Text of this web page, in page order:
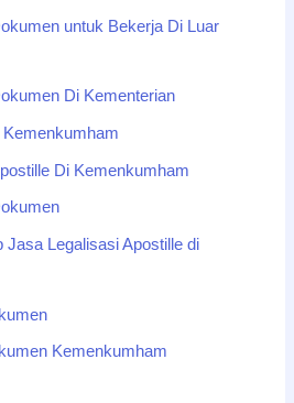
untuk Bekerja Di Luar
Di Kementerian
Kemenkumham
Di Kemenkumham
Jasa Legalisasi Apostille di
Kemenkumham